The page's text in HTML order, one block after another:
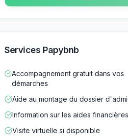
Services Papybnb
Accompagnement gratuit dans vos
démarches
Aide au montage du dossier
Information sur les aides financières
Visite virtuelle si disponible